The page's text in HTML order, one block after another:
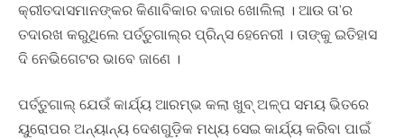
କ୍ରୀତଦାସମାନଙ୍କର କିଣାବିକାର ବଜାର ଖୋଲିଲା । ଆଉ ତା’ର
ତଦାରଖ କରୁଥିଲେ ପର୍ତ୍ତୁଗାଲ୍‍ର ପ୍ରିନ୍ସ ହେନେରୀ । ତାଙ୍କୁ ଇତିହାସ
ଦି ନେଭିଗେଟର ଭାବେ ଜାଣେ ।
ପର୍ତ୍ତୁଗାଲ୍‍ ଯେଉଁ କାର୍ଯ୍ୟ ଆରମ୍ଭ କଲା ଖୁବ୍‍ ଅଳ୍ପ ସମୟ ଭିତରେ
ୟୁରୋପର ଅନ୍ୟାନ୍ୟ ଦେଶଗୁଡ଼ିକ ମଧ୍ୟ ସେଇ କାର୍ଯ୍ୟ କରିବା ପାଇଁ